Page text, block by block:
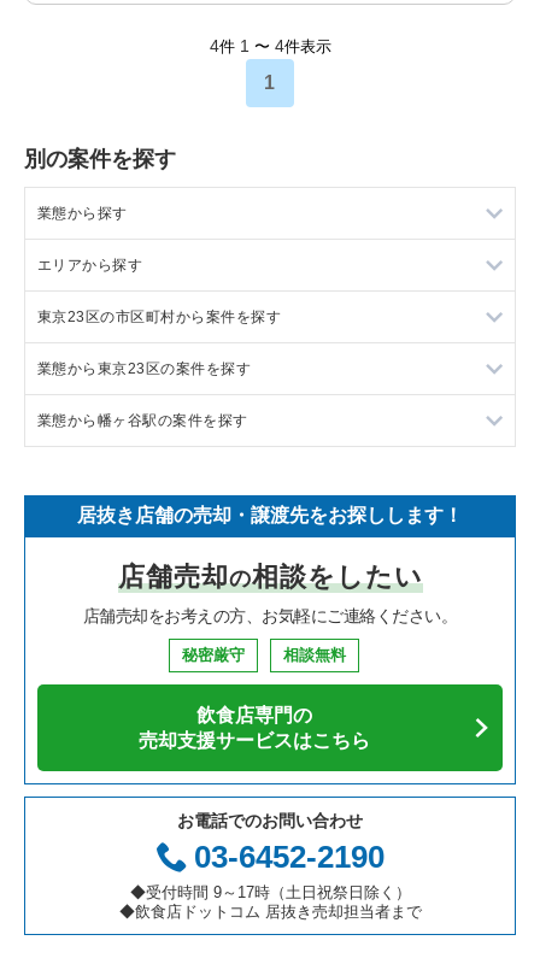
4件 1 〜 4件表示
1
別の案件を探す
業態から探す
ラーメンの居抜き売却物件の案件一覧
フランス料理の居抜き売却物件の案件一覧
イタリア料理の居抜き売却物件の案件一覧
中華の居抜き売却物件の案件一覧
寿司の居抜き売却物件の案件一覧
焼肉の居抜き売却物件の案件一覧
鉄板焼き・お好み焼の居抜き売却物件の案件一覧
カフェの居抜き売却物件の案件一覧
テイクアウトの居抜き売却物件の案件一覧
お弁当・惣菜・デリの居抜き売却物件の案件一覧
カラオケ・パブ・スナックの居抜き売却物件の案件一覧
バーの居抜き売却物件の案件一覧
エリアから探す
東京23区の飲食店の居抜き売却物件の案件一覧
東京都下の飲食店の居抜き売却物件の案件一覧
千葉県の飲食店の居抜き売却物件の案件一覧
神奈川県の飲食店の居抜き売却物件の案件一覧
大阪府の飲食店の居抜き売却物件の案件一覧
兵庫県の飲食店の居抜き売却物件の案件一覧
愛知県の飲食店の居抜き売却物件の案件一覧
岐阜県の飲食店の居抜き売却物件の案件一覧
三重県の飲食店の居抜き売却物件の案件一覧
東京23区の市区町村から案件を探す
目黒区の飲食店の居抜き売却物件の案件一覧
渋谷区の飲食店の居抜き売却物件の案件一覧
新宿区の飲食店の居抜き売却物件の案件一覧
葛飾区の飲食店の居抜き売却物件の案件一覧
中央区の飲食店の居抜き売却物件の案件一覧
千代田区の飲食店の居抜き売却物件の案件一覧
港区の飲食店の居抜き売却物件の案件一覧
足立区の飲食店の居抜き売却物件の案件一覧
板橋区の飲食店の居抜き売却物件の案件一覧
台東区の飲食店の居抜き売却物件の案件一覧
業態から東京23区の案件を探す
東京23区のラーメンの居抜き売却物件の案件一覧
東京23区のイタリア料理の居抜き売却物件の案件一覧
東京23区の中華の居抜き売却物件の案件一覧
東京23区のそば・うどんの居抜き売却物件の案件一覧
東京23区の焼肉の居抜き売却物件の案件一覧
東京23区の鉄板焼き・お好み焼の居抜き売却物件の案件一覧
東京23区のアジア料理の居抜き売却物件の案件一覧
東京23区のカフェの居抜き売却物件の案件一覧
東京23区のテイクアウトの居抜き売却物件の案件一覧
業態から幡ヶ谷駅の案件を探す
幡ヶ谷駅の焼肉の居抜き売却物件の案件一覧
幡ヶ谷駅のカフェの居抜き売却物件の案件一覧
幡ヶ谷駅のテイクアウトの居抜き売却物件の案件一覧
幡ヶ谷駅の居酒屋・ダイニングバーの居抜き売却物件の案件一
覧
幡ヶ谷駅の和食の居抜き売却物件の案件一覧
幡ヶ谷駅のその他の居抜き売却物件の案件一覧
居抜き店舗の売却・譲渡先をお探しします！
店舗売却の相談をしたい
店舗売却をお考えの方、お気軽にご連絡ください。
秘密厳守 相談無料
飲食店専門の
売却支援サービスはこちら
お電話でのお問い合わせ
03-6452-2190
◆受付時間 9～17時（土日祝祭日除く）
◆飲食店ドットコム 居抜き売却担当者まで